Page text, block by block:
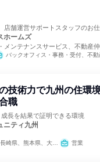
店舗運営サポートスタッフのお仕
ホームズ
メンテナンスサービス、不動産
バックオフィス・事務・受付、不動産専門職、経営/事業企画、総務、広報/
技術力で九州の住環
職
長を結果で証明できる環境
ニティ九州
熊本県、大分県、宮崎県、鹿児島県 営業